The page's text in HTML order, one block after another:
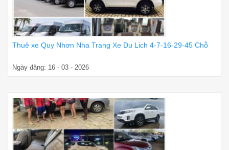
Thuê xe Quy Nhơn Nha Trang Xe Du Lich 4-7-16-29-45 Chỗ
Ngày đăng: 16 - 03 - 2026